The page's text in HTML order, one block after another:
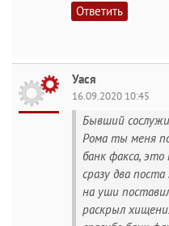
Ответить
Уася
16.09.2020 10:45
Бывший
Рома ты меня
банк факса,
сразу два
на уши
раскрыл